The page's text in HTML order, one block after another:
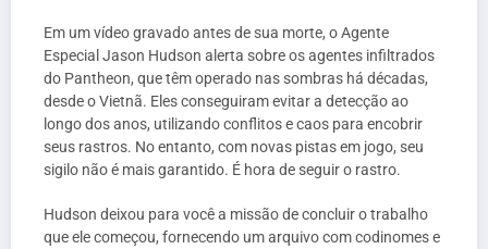
Em um vídeo gravado antes de sua morte, o Agente
Especial Jason Hudson alerta sobre os agentes infiltrados
do Pantheon, que têm operado nas sombras há décadas,
desde o Vietnã. Eles conseguiram evitar a detecção ao
longo dos anos, utilizando conflitos e caos para encobrir
seus rastros. No entanto, com novas pistas em jogo, seu
sigilo não é mais garantido. É hora de seguir o rastro.
Hudson deixou para você a missão de concluir o trabalho
que ele começou, fornecendo um arquivo com codinomes e